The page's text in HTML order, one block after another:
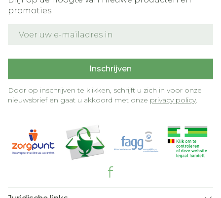
promoties
Inschrijven
Door op inschrijven te klikken, schrijft u zich in voor onze
nieuwsbrief en gaat u akkoord met onze privacy policy.